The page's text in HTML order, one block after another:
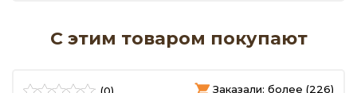
С этим товаром покупают
(0) Заказали: более (226)